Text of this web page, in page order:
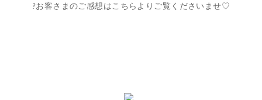
?お客さまのご感想はこちらよりご覧くださいませ♡